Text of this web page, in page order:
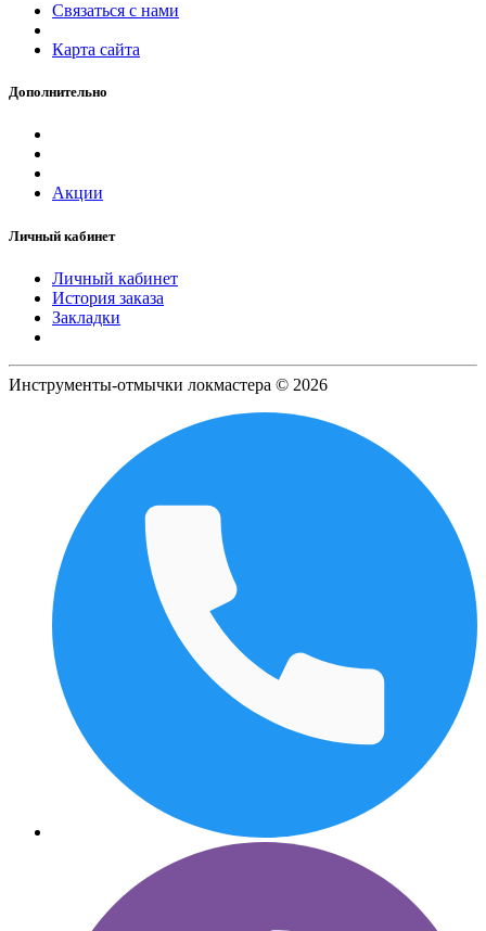
Связаться с нами
Карта сайта
Дополнительно
Акции
Личный кабинет
Личный кабинет
История заказа
Закладки
Инструменты-отмычки локмастера © 2026